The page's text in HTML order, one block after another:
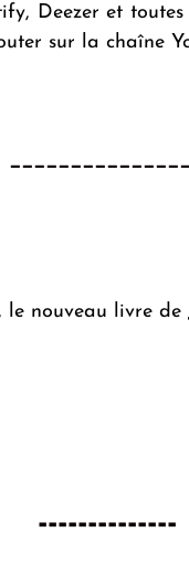
Deezer et
sur la chaîne
le nouveau livre de
--------------